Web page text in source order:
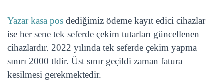
Yazar kasa pos dediğimiz ödeme kayıt edici cihazlar
ise her sene tek seferde çekim tutarları güncellenen
cihazlardır. 2022 yılında tek seferde çekim yapma
sınırı 2000 tldir. Üst sınır geçildi zaman fatura
kesilmesi gerekmektedir.